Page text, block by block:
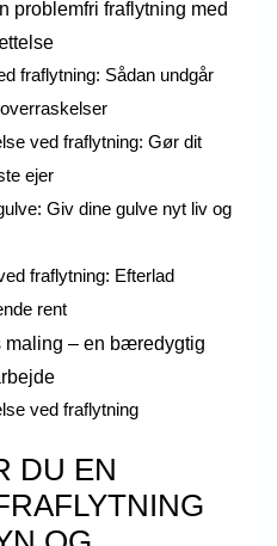
problemfri fraflytning med
fraflytning: Sådan undgår
ved fraflytning: Gør dit
ejer
Giv dine gulve nyt liv og
fraflytning: Efterlad
rent
maling – en bæredygtig
ved fraflytning
DU EN